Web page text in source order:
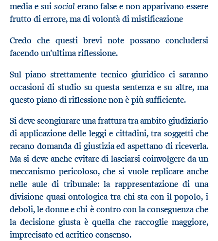
media e sui socialerano false e non apparivano essere
frutto di errore, ma di volontà di mistificazione
Credo che questi brevi note possano concludersi
facendo un’ultima riflessione.
Sul piano strettamente tecnico giuridico ci saranno
occasioni di studio su questa sentenza e su altre, ma
questo piano di riflessione non è più sufficiente.
Si deve scongiurare una frattura tra ambito giudiziario
di applicazione delle leggi e cittadini, tra soggetti che
recano domanda di giustizia ed aspettano di riceverla.
Ma si deve anche evitare di lasciarsi coinvolgere da un
meccanismo pericoloso, che si vuole replicare anche
nelle aule di tribunale: la rappresentazione di una
divisione quasi ontologica tra chi sta con il popolo, i
deboli, le donne e chi è contro con la conseguenza che
la decisione giusta è quella che raccoglie maggiore,
imprecisato ed acritico consenso.